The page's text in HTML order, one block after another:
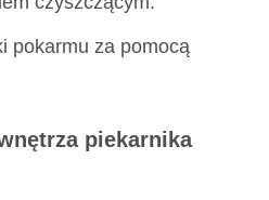
pokarmu za pomocą
piekarnika